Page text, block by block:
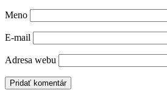
Meno
E-mail
Adresa webu